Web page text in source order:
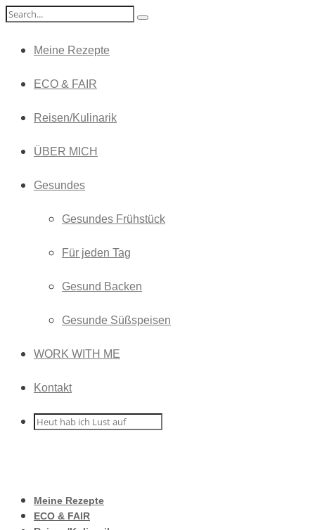
Meine Rezepte
ECO & FAIR
Reisen/Kulinarik
ÜBER MICH
Gesundes
Gesundes Frühstück
Für jeden Tag
Gesund Backen
Gesunde Süßspeisen
WORK WITH ME
Kontakt
Meine Rezepte
ECO & FAIR